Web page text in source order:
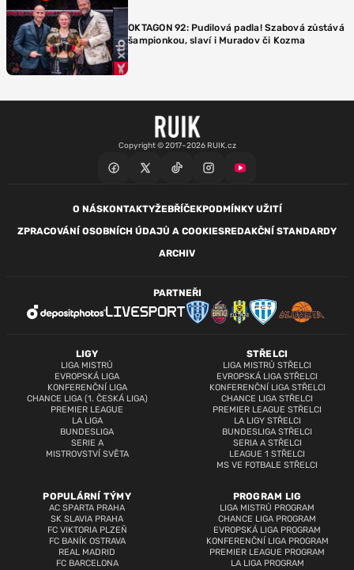
OKTAGON 92: Pudilová padla! Szabová zůstává
šampionkou, slaví i Muradov či Kozma
Copyright © 2017–2026 RUIK.cz
O NÁSKONTAKTYŽEBŘÍČEKPODMÍNKY UŽITÍ
ZPRACOVÁNÍ OSOBNÍCH ÚDAJŮ A COOKIESREDAKČNÍ STANDARDY
ARCHIV
LIGY
LIGA MISTRŮ
EVROPSKÁ LIGA
KONFERENČNÍ LIGA
CHANCE LIGA (1. ČESKÁ LIGA)
PREMIER LEAGUE
LA LIGA
BUNDESLIGA
SERIE A
MISTROVSTVÍ SVĚTA
STŘELCI
LIGA MISTRŮ STŘELCI
EVROPSKÁ LIGA STŘELCI
KONFERENČNÍ LIGA STŘELCI
CHANCE LIGA STŘELCI
PREMIER LEAGUE STŘELCI
LA LIGY STŘELCI
BUNDESLIGA STŘELCI
SERIA A STŘELCI
LEAGUE 1 STŘELCI
MS VE FOTBALE STŘELCI
POPULÁRNÍ TÝMY
AC SPARTA PRAHA
SK SLAVIA PRAHA
FC VIKTORIA PLZEŇ
FC BANÍK OSTRAVA
REAL MADRID
FC BARCELONA
PROGRAM LIG
LIGA MISTRŮ PROGRAM
CHANCE LIGA PROGRAM
EVROPSKÁ LIGA PROGRAM
KONFERENČNÍ LIGA PROGRAM
PREMIER LEAGUE PROGRAM
LA LIGA PROGRAM
PARTNEŘI